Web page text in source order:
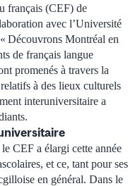
français (CEF) de
avec l’Université
Découvrons Montréal en
de français langue
promenés à travers la
à des lieux culturels
interuniversitaire a
le CEF a élargi cette année
et ce, tant pour ses
en général. Dans le